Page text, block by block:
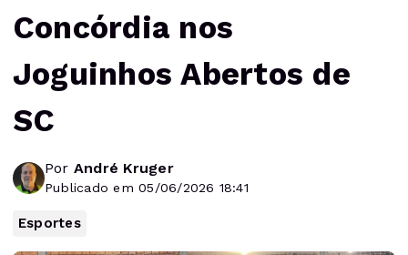
Concórdia nos
Joguinhos Abertos de
SC
Por André Kruger
Publicado em 05/06/2026 18:41
Esportes